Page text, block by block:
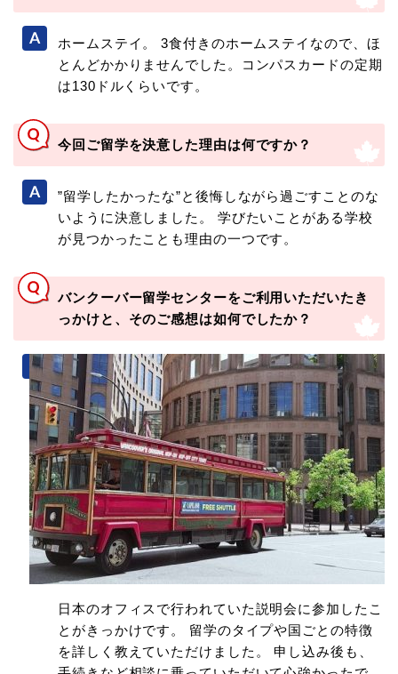
ホームステイ。 3食付きのホームステイなので、ほ
とんどかかりませんでした。コンパスカードの定期
は130ドルくらいです。
今回ご留学を決意した理由は何ですか？
”留学したかったな”と後悔しながら過ごすことのな
いように決意しました。 学びたいことがある学校
が見つかったことも理由の一つです。
バンクーバー留学センターをご利用いただいたき
っかけと、そのご感想は如何でしたか？
日本のオフィスで行われていた説明会に参加したこ
とがきっかけです。 留学のタイプや国ごとの特徴
を詳しく教えていただけました。 申し込み後も、